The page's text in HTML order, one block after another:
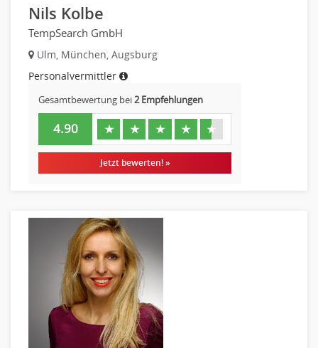
Nils Kolbe
TempSearch GmbH
Ulm, München, Augsburg
Personalvermittler
Gesamtbewertung bei2 Empfehlungen
4.90 ★ ★ ★ ★ ★
Jetzt bewerten! »